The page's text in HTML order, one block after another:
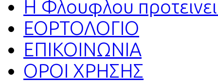
H Φλουφλου
ΕΟΡΤΟΛΟΓΙΟ
ΕΠΙΚΟΙΝΩΝΙΑ
ΟΡΟΙ ΧΡΗΣΗΣ